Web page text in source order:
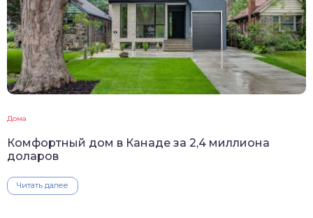
Дома
Комфортный дом в Канаде за 2,4 миллиона
доларов
Читать далее